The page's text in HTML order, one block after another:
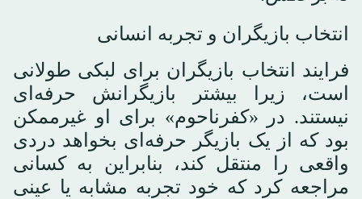
انتخاب بازیگران و تجربه انسانی
فرایند انتخاب بازیگران برای لبکی طولانی
است، زیرا بیشتر بازیگرانش حرفه‌ای
نیستند. در «کفرناحوم» برای او غیرممکن
بود که از یک بازیگر حرفه‌ای بخواهد دردی
واقعی را منتقل کند، بنابراین به کسانی
مراجعه کرد که خود تجربه مشابه یا عینی